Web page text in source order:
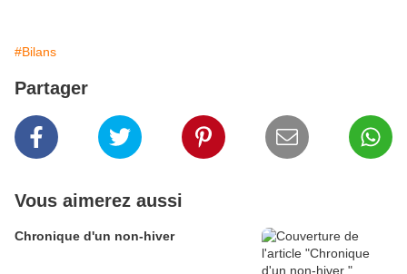
#Bilans
Partager
Vous aimerez aussi
Chronique d'un non-hiver